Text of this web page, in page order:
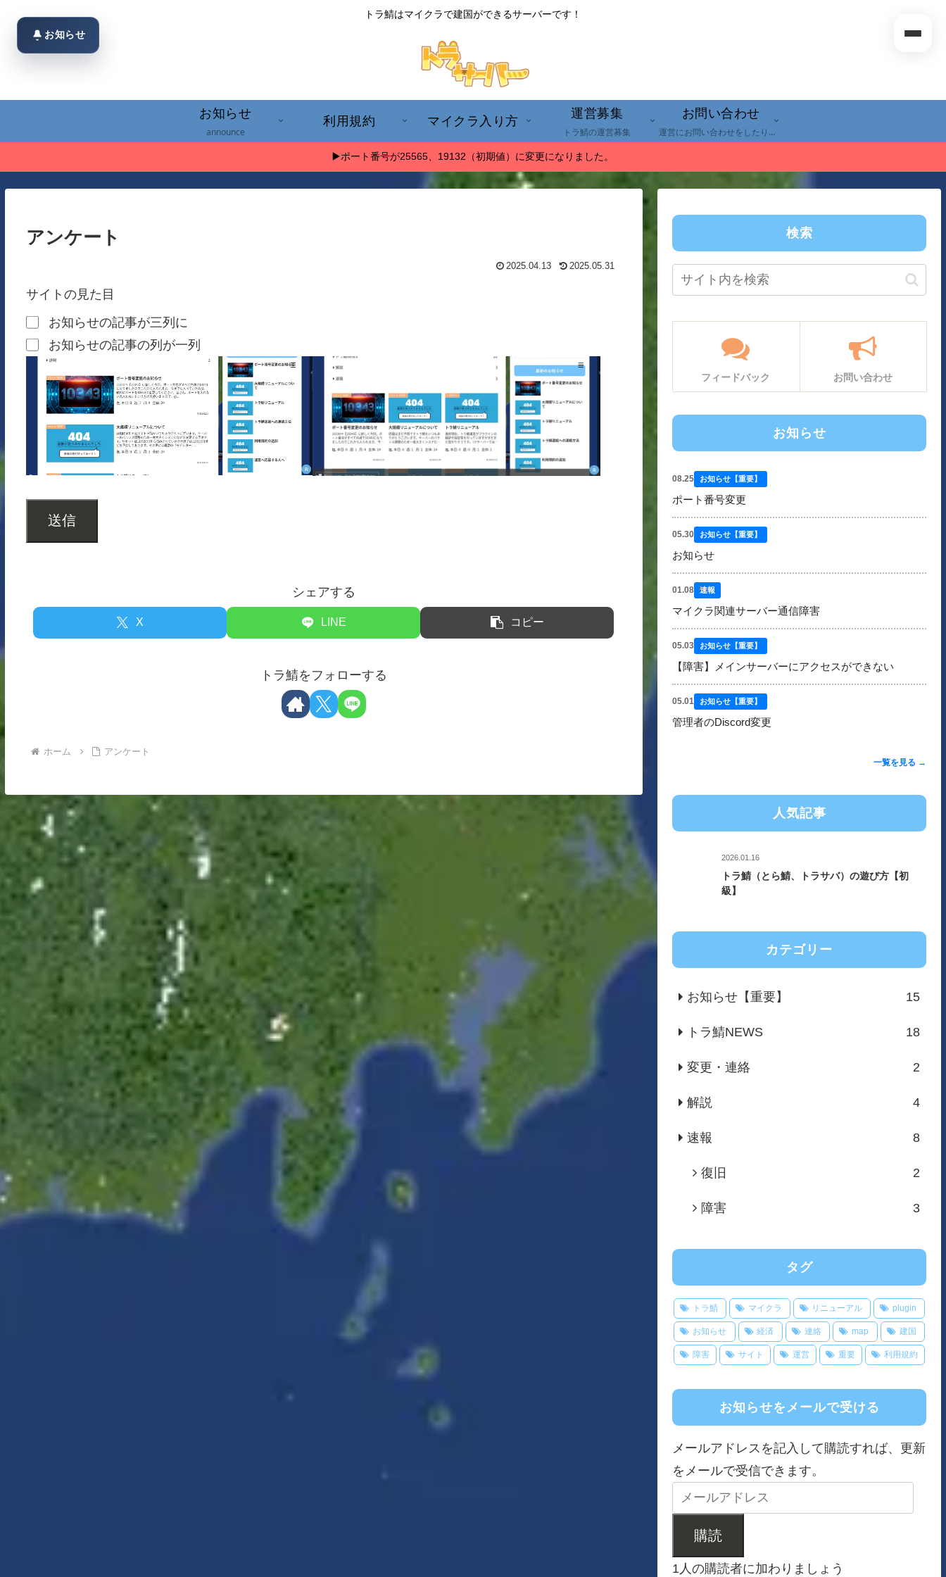
お知らせ
トラ鯖はマイクラで建国ができるサーバーです！
お知らせ
announce
利用規約 マイクラ入り方
運営募集
トラ鯖の運営募集
お問い合わせ
運営にお問い合わせをしたり違反の報告
▶️ポート番号が25565、19132（初期値）に変更になりました。
アンケート
2025.04.13 2025.05.31
サイトの見た目
お知らせの記事が三列に
お知らせの記事の列が一列
送信
シェアする
X LINE コピー
トラ鯖をフォローする
ホーム アンケート
検索
フィードバック お問い合わせ
お知らせ
08.25 お知らせ【重要】
ポート番号変更
05.30 お知らせ【重要】
お知らせ
01.08 速報
マイクラ関連サーバー通信障害
05.03 お知らせ【重要】
【障害】メインサーバーにアクセスができない
05.01 お知らせ【重要】
管理者のDiscord変更
一覧を見る →
人気記事
2026.01.16
トラ鯖（とら鯖、トラサバ）の遊び方【初
級】
カテゴリー
お知らせ【重要】 15
トラ鯖NEWS 18
変更・連絡 2
解説 4
速報 8
復旧 2
障害 3
タグ
トラ鯖 マイクラ リニューアル plugin
お知らせ 経済 連絡 map 建国
障害 サイト 運営 重要 利用規約
お知らせをメールで受ける
メールアドレスを記入して購読すれば、更新
をメールで受信できます。
購読
1人の購読者に加わりましょう